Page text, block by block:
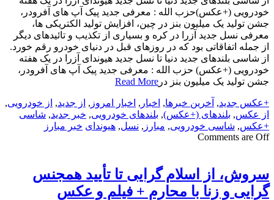
خودرویی (+عکس)حزب الله : معرفی جدید پیک آپ های آفرودر،
جشن تولید یک میلیون بنز در چین، افزایش تولید الکتریکی ها،
معرفی نسل جدید آزرا در کره و بسیاری از تکذیب و تائیدهای دیگر
از جمله اتفاقاتی بود که در روزهای قبل در دنیای خودرو رقم خورد.
از شاسی بلندهای جدید دنیا تا نسل جدید هیوندای آزرا در یک هفته
خودرویی (+عکس) حزب الله : معرفی جدید پیک آپ های آفرودر،
جشن تولید یک میلیون بنز در Read More
+عکس جدید, آخرین خبرها, اخبار , اخبار امروز , از جدید, از خودرویی,
از عکس, بلندهای (+عکس), بلندهای خودرویی, خبر جدید, شاسی
+عکس, شاسی خودرویی, مبارز , نسل, هیوندای خبر مبارز
Comments are Off
سروش، از اسلام گرایی تا تأیید همجنس
گرایی و زنا با محارم + فیلم و عکس